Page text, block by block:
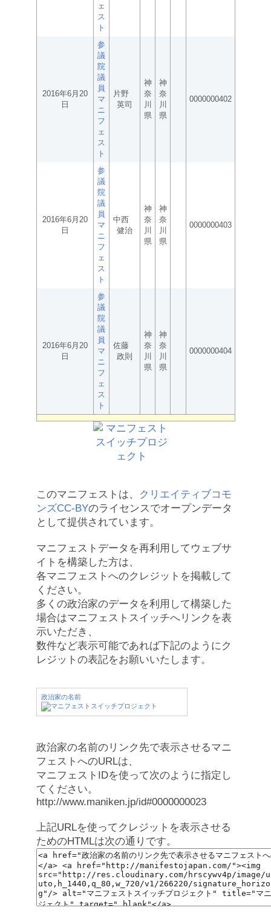
ェ
ス
ト
2016年6月20
日
参
議
院
議
員
マ
ニ
フ
ェ
ス
ト
片野
英司
神
奈
川
県
神
奈
川
県
0000000402
2016年6月20
日
参
議
院
議
員
マ
ニ
フ
ェ
ス
ト
中西
健治
神
奈
川
県
神
奈
川
県
0000000403
2016年6月20
日
参
議
院
議
員
マ
ニ
フ
ェ
ス
ト
佐藤
政則
神
奈
川
県
神
奈
川
県
0000000404
このマニフェストは、
クリエイティブコモ
ンズCC-BYのライセンスでオープンデータ
として提供されています。
マニフェストデータを再利用してウェブサ
イトを構築した方は、
各マニフェストへのクレジットを掲載して
ください。
多くの政治家のデータを利用して構築した
場合はマニフェストスイッチへリンクを表
示いただき、
数件など表示可能であれば下記のようにク
レジットの表記をお願いいたします。
政治家の名前
政治家の名前のリンク先で表示させるマニ
フェストへのURLは、
マニフェストIDを使って次のように指定し
てください。
http://www.maniken.jp/id#0000000023
上記URLを使ってクレジットを表示させる
ためのHTMLは次の通りです。